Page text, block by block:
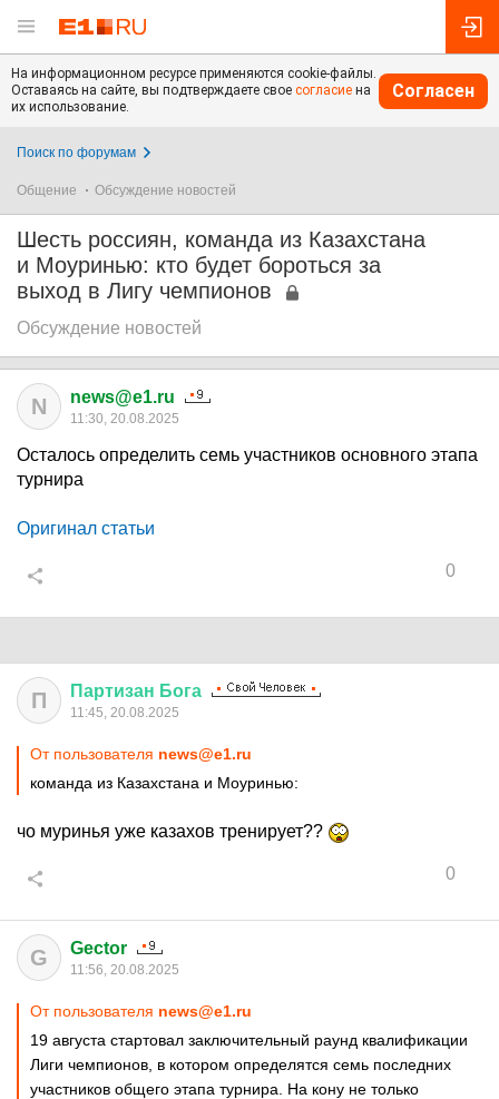
На информационном ресурсе применяются cookie-файлы.
Оставаясь на сайте, вы подтверждаете свое согласие на
их использование.
Согласен
Поиск по форумам
Общение Обсуждение новостей
Шесть россиян, команда из Казахстана
и Моуринью: кто будет бороться за
выход в Лигу чемпионов
Обсуждение новостей
N news@e1.ru
11:30, 20.08.2025
Осталось определить семь участников основного этапа
турнира
Оригинал статьи
0
П Партизан Бога
11:45, 20.08.2025
От пользователя news@e1.ru
команда из Казахстана и Моуринью:
чо муринья уже казахов тренирует??
0
G Gector
11:56, 20.08.2025
От пользователя news@e1.ru
19 августа стартовал заключительный раунд квалификации
Лиги чемпионов, в котором определятся семь последних
участников общего этапа турнира. На кону не только